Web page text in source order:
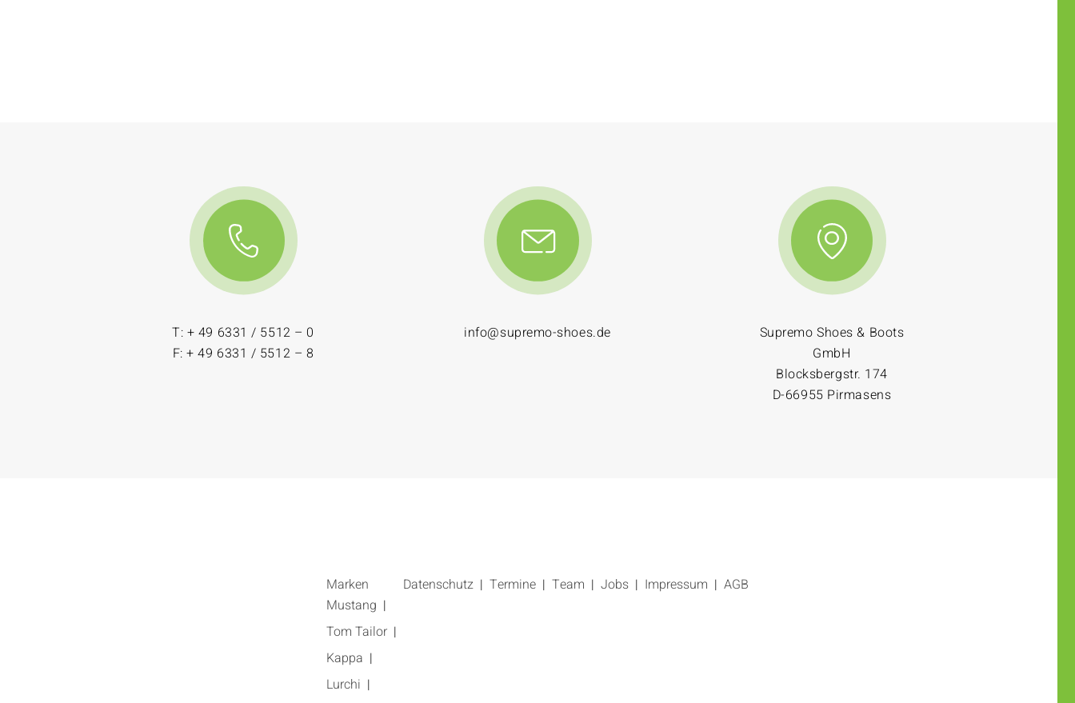
T: + 49 6331 / 5512 – 0
F: + 49 6331 / 5512 – 8
info@supremo-shoes.de
Supremo Shoes & Boots
GmbH
Blocksbergstr. 174
D-66955 Pirmasens
Marken
Mustang
Tom Tailor
Kappa
Lurchi
Datenschutz Termine Team Jobs Impressum AGB